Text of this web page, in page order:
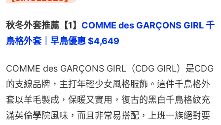
秋冬外套推薦【1】 COMME des GARÇONS GIRL 千
鳥格外套｜早鳥優惠 $4,649
COMME des GARÇONS GIRL（CDG GIRL）是CDG
的支線品牌，主打年輕少女風格服飾。這件千鳥格外
套以羊毛製成，保暖又實用，復古的黑白千鳥格紋充
滿英倫學院風味，而且非常易搭配，上班一族絕對要